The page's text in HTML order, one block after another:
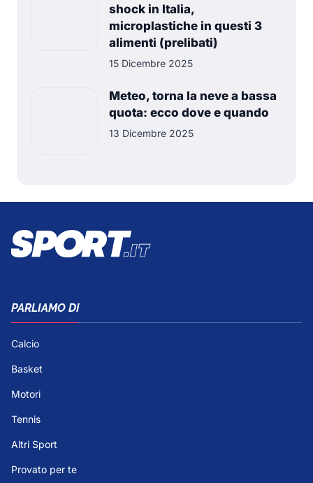
shock in Italia,
microplastiche in questi 3
alimenti (prelibati)
15 Dicembre 2025
Meteo, torna la neve a bassa
quota: ecco dove e quando
13 Dicembre 2025
PARLIAMO DI
Calcio
Basket
Motori
Tennis
Altri Sport
Provato per te